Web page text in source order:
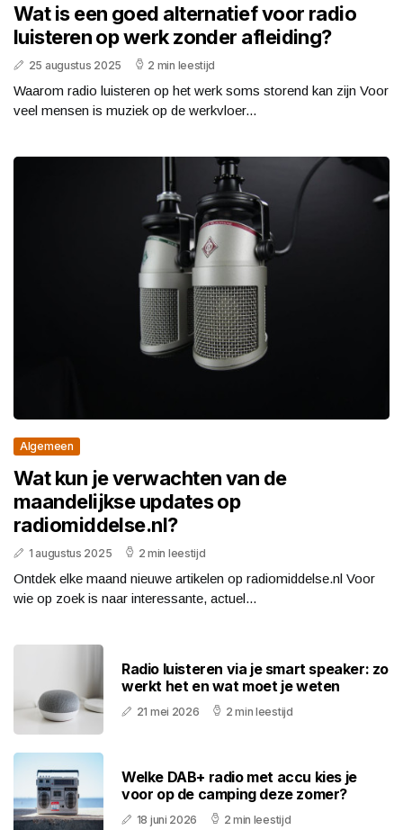
Wat is een goed alternatief voor radio
luisteren op werk zonder afleiding?
25 augustus 2025 2 min leestijd
Waarom radio luisteren op het werk soms storend kan zijn Voor
veel mensen is muziek op de werkvloer...
Algemeen
Wat kun je verwachten van de
maandelijkse updates op
radiomiddelse.nl?
1 augustus 2025 2 min leestijd
Ontdek elke maand nieuwe artikelen op radiomiddelse.nl Voor
wie op zoek is naar interessante, actuel...
Radio luisteren via je smart speaker: zo
werkt het en wat moet je weten
21 mei 2026 2 min leestijd
Welke DAB+ radio met accu kies je
voor op de camping deze zomer?
18 juni 2026 2 min leestijd